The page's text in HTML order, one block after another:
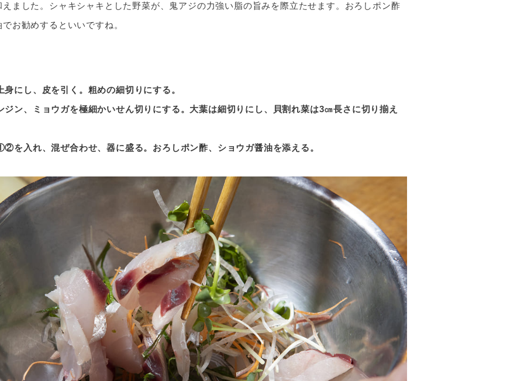
ました。シャキシャキとした野菜が、鬼アジの力強い脂の旨みを際立たせます。おろしポン酢
お勧めするといいですね。
にし、皮を引く。粗めの細切りにする。
、ミョウガを極細かいせん切りにする。大葉は細切りにし、貝割れ菜は3㎝長さに切り揃え
入れ、混ぜ合わせ、器に盛る。おろしポン酢、ショウガ醤油を添える。